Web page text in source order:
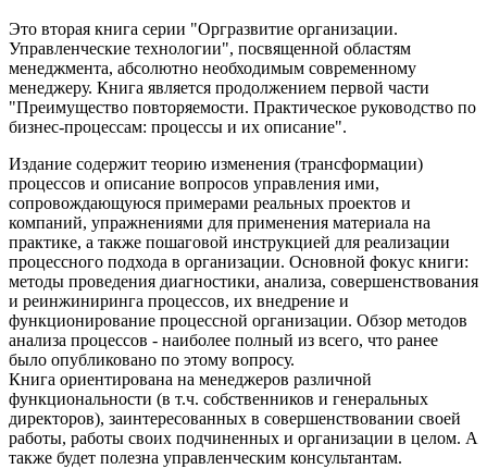
Это вторая книга серии "Оргразвитие организации.
Управленческие технологии", посвященной областям
менеджмента, абсолютно необходимым современному
менеджеру. Книга является продолжением первой части
"Преимущество повторяемости. Практическое руководство по
бизнес-процессам: процессы и их описание".
Издание содержит теорию изменения (трансформации)
процессов и описание вопросов управления ими,
сопровождающуюся примерами реальных проектов и
компаний, упражнениями для применения материала на
практике, а также пошаговой инструкцией для реализации
процессного подхода в организации. Основной фокус книги:
методы проведения диагностики, анализа, совершенствования
и реинжиниринга процессов, их внедрение и
функционирование процессной организации. Обзор методов
анализа процессов - наиболее полный из всего, что ранее
было опубликовано по этому вопросу.
Книга ориентирована на менеджеров различной
функциональности (в т.ч. собственников и генеральных
директоров), заинтересованных в совершенствовании своей
работы, работы своих подчиненных и организации в целом. А
также будет полезна управленческим консультантам.